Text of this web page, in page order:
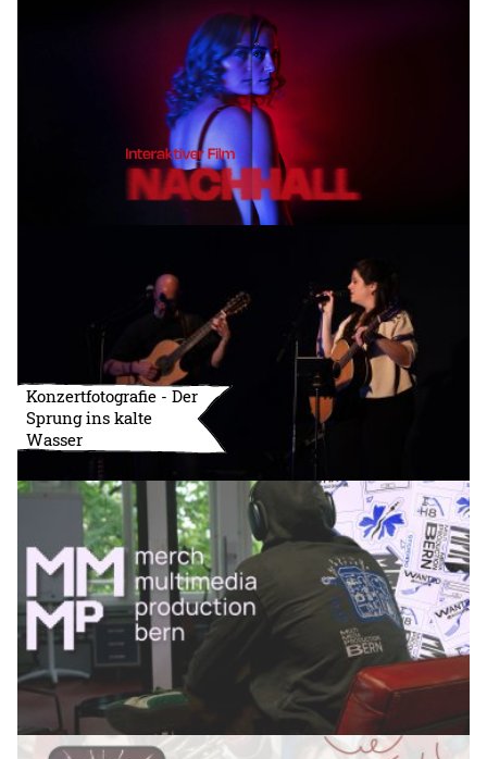
Konzertfotografie - Der
Sprung ins kalte
Wasser